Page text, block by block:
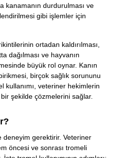
kanamanın durdurulması ve
gibi işlemler için
ortadan kaldırılması,
dağılması ve hayvanın
büyük rol oynar. Kanın
birçok sağlık sorununu
kullanımı, veteriner hekimlerin
şekilde çözmelerini sağlar.
deneyim gerektirir. Veteriner
öncesi ve sonrası tromeli